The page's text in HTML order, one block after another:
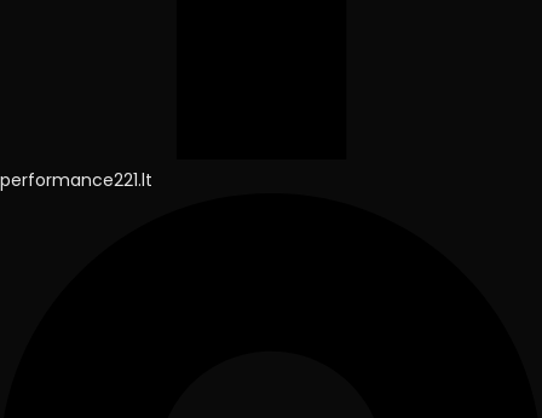
performance221.lt